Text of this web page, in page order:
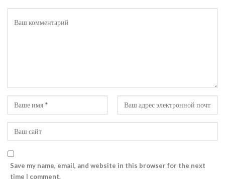
Save my name, email, and website in this browser for the next
time I comment.